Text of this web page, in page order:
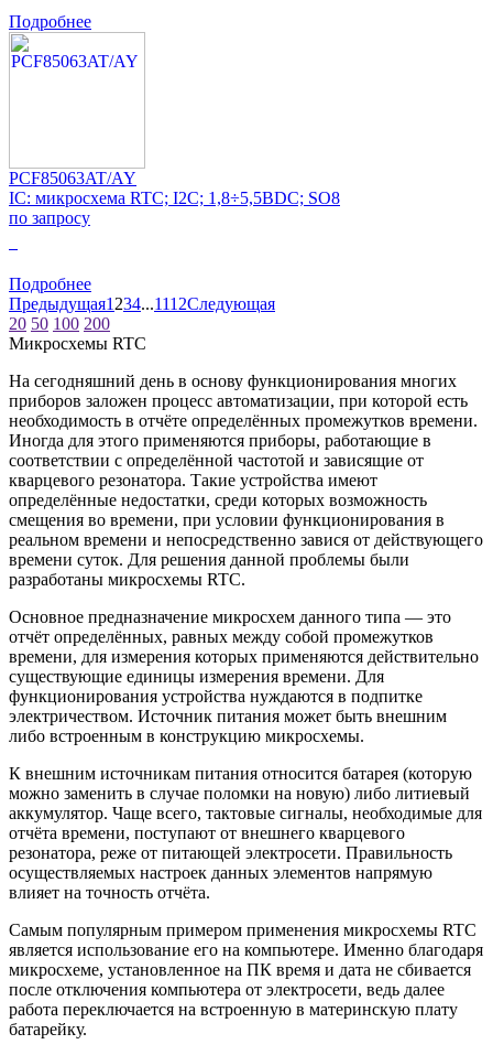
Подробнее
PCF85063AT/AY
IC: микросхема RTC; I2C; 1,8÷5,5ВDC; SO8
по запросу
Подробнее
Предыдущая1 234...1112Следующая
20 50 100 200
Микросхемы RTC
На сегодняшний день в основу функционирования многих
приборов заложен процесс автоматизации, при которой есть
необходимость в отчёте определённых промежутков времени.
Иногда для этого применяются приборы, работающие в
соответствии с определённой частотой и зависящие от
кварцевого резонатора. Такие устройства имеют
определённые недостатки, среди которых возможность
смещения во времени, при условии функционирования в
реальном времени и непосредственно завися от действующего
времени суток. Для решения данной проблемы были
разработаны микросхемы RTC.
Основное предназначение микросхем данного типа — это
отчёт определённых, равных между собой промежутков
времени, для измерения которых применяются действительно
существующие единицы измерения времени. Для
функционирования устройства нуждаются в подпитке
электричеством. Источник питания может быть внешним
либо встроенным в конструкцию микросхемы.
К внешним источникам питания относится батарея (которую
можно заменить в случае поломки на новую) либо литиевый
аккумулятор. Чаще всего, тактовые сигналы, необходимые для
отчёта времени, поступают от внешнего кварцевого
резонатора, реже от питающей электросети. Правильность
осуществляемых настроек данных элементов напрямую
влияет на точность отчёта.
Самым популярным примером применения микросхемы RTC
является использование его на компьютере. Именно благодаря
микросхеме, установленное на ПК время и дата не сбивается
после отключения компьютера от электросети, ведь далее
работа переключается на встроенную в материнскую плату
батарейку.